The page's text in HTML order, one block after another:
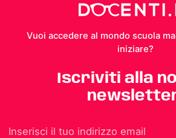
Vuoi accedere al mondo scuola
iniziare?
Iscriviti alla